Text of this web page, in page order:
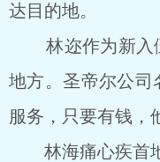
达目的地。
林迩作为新入
地方。圣帝尔公司
服务，只要有钱，
林海痛心疾首地